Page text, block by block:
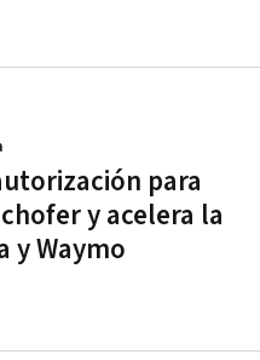
para
y acelera la
y Waymo